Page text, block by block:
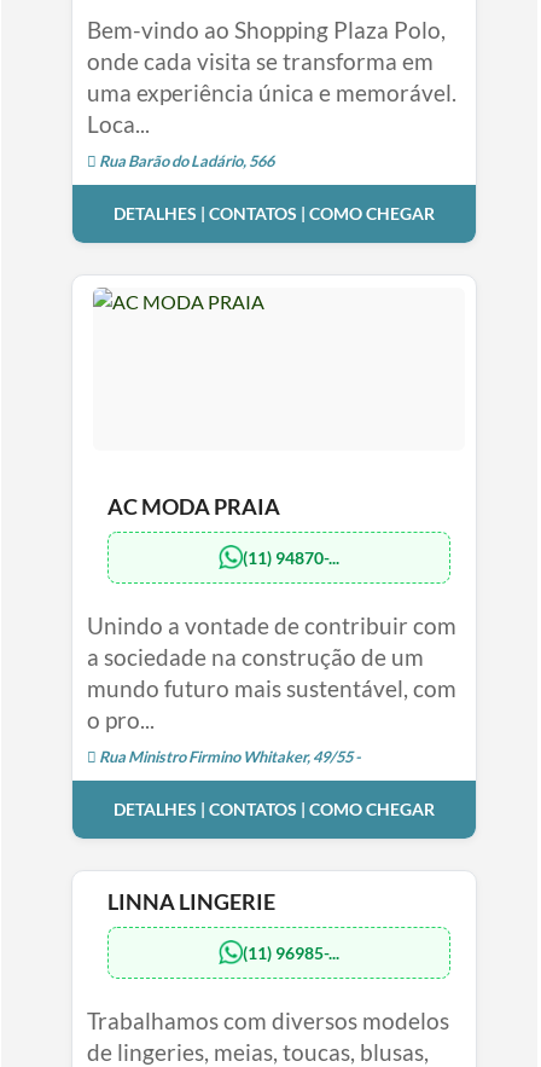
Bem-vindo ao Shopping Plaza Polo,
onde cada visita se transforma em
uma experiência única e memorável.
Loca...
Rua Barão do Ladário, 566
DETALHES | CONTATOS | COMO CHEGAR
AC MODA PRAIA
(11) 94870-...
Unindo a vontade de contribuir com
a sociedade na construção de um
mundo futuro mais sustentável, com
o pro...
Rua Ministro Firmino Whitaker, 49/55 -
DETALHES | CONTATOS | COMO CHEGAR
LINNA LINGERIE
(11) 96985-...
Trabalhamos com diversos modelos
de lingeries, meias, toucas, blusas,